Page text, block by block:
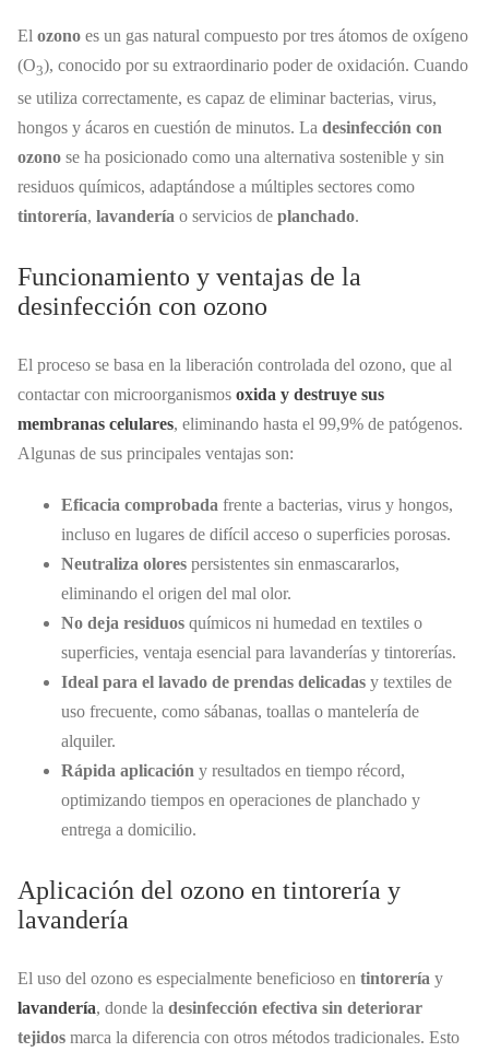
El ozono es un gas natural compuesto por tres átomos de oxígeno
(O3), conocido por su extraordinario poder de oxidación. Cuando
se utiliza correctamente, es capaz de eliminar bacterias, virus,
hongos y ácaros en cuestión de minutos. La desinfección con
ozono se ha posicionado como una alternativa sostenible y sin
residuos químicos, adaptándose a múltiples sectores como
tintorería, lavandería o servicios de planchado.
Funcionamiento y ventajas de la
desinfección con ozono
El proceso se basa en la liberación controlada del ozono, que al
contactar con microorganismos oxida y destruye sus
membranas celulares, eliminando hasta el 99,9% de patógenos.
Algunas de sus principales ventajas son:
Eficacia comprobada frente a bacterias, virus y hongos,
incluso en lugares de difícil acceso o superficies porosas.
Neutraliza olores persistentes sin enmascararlos,
eliminando el origen del mal olor.
No deja residuos químicos ni humedad en textiles o
superficies, ventaja esencial para lavanderías y tintorerías.
Ideal para el lavado de prendas delicadas y textiles de
uso frecuente, como sábanas, toallas o mantelería de
alquiler.
Rápida aplicación y resultados en tiempo récord,
optimizando tiempos en operaciones de planchado y
entrega a domicilio.
Aplicación del ozono en tintorería y
lavandería
El uso del ozono es especialmente beneficioso en tintorería y
lavandería, donde la desinfección efectiva sin deteriorar
tejidos marca la diferencia con otros métodos tradicionales. Esto